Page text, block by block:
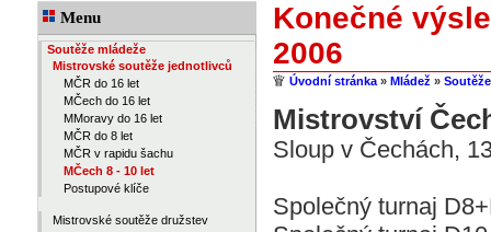
Menu
Soutěže mládeže
Mistrovské soutěže jednotlivců
MČR do 16 let
MČech do 16 let
MMoravy do 16 let
MČR do 8 let
MČR v rapidu šachu
MČech 8 - 10 let
Postupové klíče
Mistrovské soutěže družstev
Konečné
2006
Úvodní stránka » Mládež »
Mistrovství
Sloup v Čechách,
Společný turnaj